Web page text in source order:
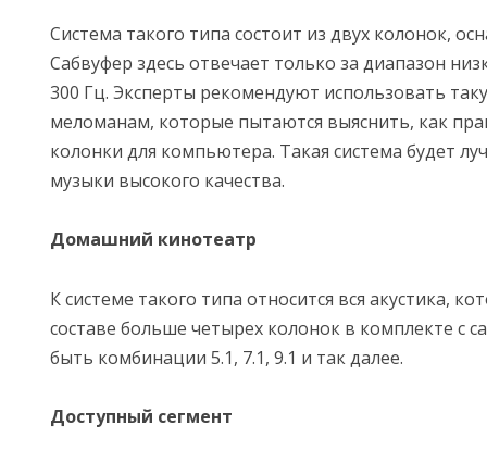
Система такого типа состоит из двух колонок,
Сабвуфер здесь отвечает только за диапазон
300 Гц. Эксперты рекомендуют использовать
меломанам, которые пытаются выяснить, как
колонки для компьютера. Такая система будет
музыки высокого качества.
Домашний кинотеатр
К системе такого типа относится вся акустика,
составе больше четырех колонок в комплекте с
быть комбинации 5.1, 7.1, 9.1 и так далее.
Доступный сегмент